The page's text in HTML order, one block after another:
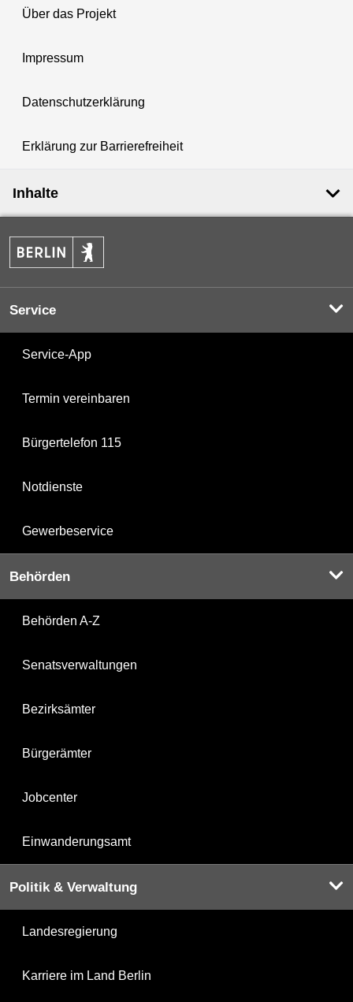
Über das Projekt
Impressum
Datenschutzerklärung
Erklärung zur Barrierefreiheit
Inhalte
Service
Service-App
Termin vereinbaren
Bürgertelefon 115
Notdienste
Gewerbeservice
Behörden
Behörden A-Z
Senatsverwaltungen
Bezirksämter
Bürgerämter
Jobcenter
Einwanderungsamt
Politik & Verwaltung
Landesregierung
Karriere im Land Berlin